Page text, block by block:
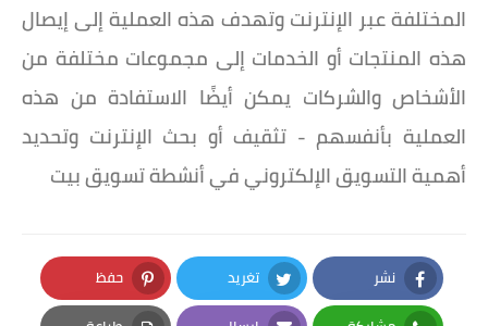
المختلفة عبر الإنترنت وتهدف هذه العملية إلى إيصال
هذه المنتجات أو الخدمات إلى مجموعات مختلفة من
الأشخاص والشركات يمكن أيضًا الاستفادة من هذه
العملية بأنفسهم - تثقيف أو بحث الإنترنت وتحديد
أهمية التسويق الإلكتروني في أنشطة تسويق بيت
نشر
Facebook
تغريد
Twitter
حفظ
Pinterest